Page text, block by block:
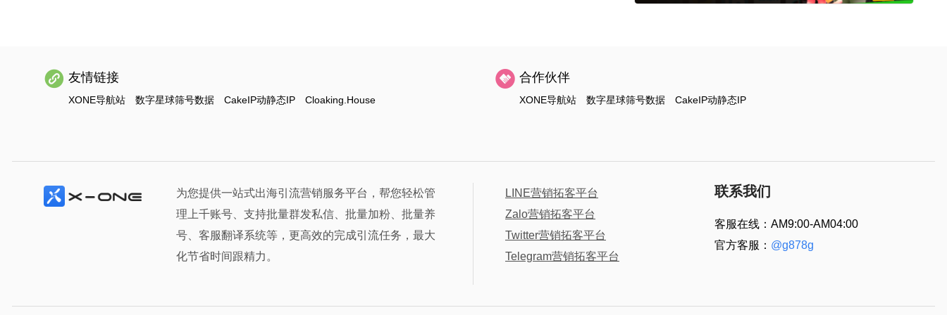
友情链接
XONE导航站 数字星球筛号数据 CakeIP动静态IP Cloaking.House
合作伙伴
XONE导航站 数字星球筛号数据 CakeIP动静态IP
为您提供一站式出海引流营销服务平台，帮您轻松管
理上千账号、支持批量群发私信、批量加粉、批量养
号、客服翻译系统等，更高效的完成引流任务，最大
化节省时间跟精力。
LINE营销拓客平台
Zalo营销拓客平台
Twitter营销拓客平台
Telegram营销拓客平台
联系我们
客服在线：AM9:00-AM04:00
官方客服： @g878g